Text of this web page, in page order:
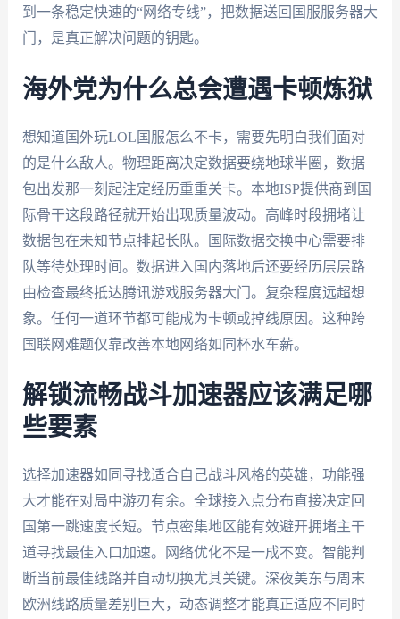
到一条稳定快速的“网络专线”，把数据送回国服服务器大
门，是真正解决问题的钥匙。
海外党为什么总会遭遇卡顿炼狱
想知道国外玩LOL国服怎么不卡，需要先明白我们面对
的是什么敌人。物理距离决定数据要绕地球半圈，数据
包出发那一刻起注定经历重重关卡。本地ISP提供商到国
际骨干这段路径就开始出现质量波动。高峰时段拥堵让
数据包在未知节点排起长队。国际数据交换中心需要排
队等待处理时间。数据进入国内落地后还要经历层层路
由检查最终抵达腾讯游戏服务器大门。复杂程度远超想
象。任何一道环节都可能成为卡顿或掉线原因。这种跨
国联网难题仅靠改善本地网络如同杯水车薪。
解锁流畅战斗加速器应该满足哪
些要素
选择加速器如同寻找适合自己战斗风格的英雄，功能强
大才能在对局中游刃有余。全球接入点分布直接决定回
国第一跳速度长短。节点密集地区能有效避开拥堵主干
道寻找最佳入口加速。网络优化不是一成不变。智能判
断当前最佳线路并自动切换尤其关键。深夜美东与周末
欧洲线路质量差别巨大，动态调整才能真正适应不同时